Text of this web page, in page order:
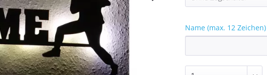
Name (max. 12 Zeichen)